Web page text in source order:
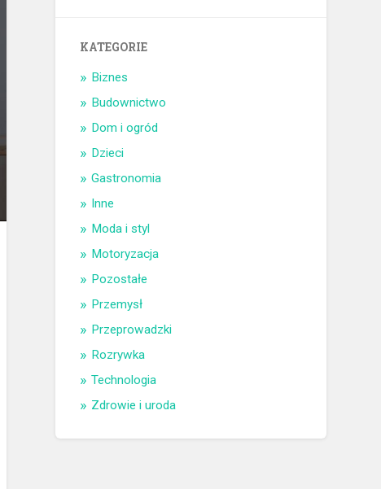
KATEGORIE
Biznes
Budownictwo
Dom i ogród
Dzieci
Gastronomia
Inne
Moda i styl
Motoryzacja
Pozostałe
Przemysł
Przeprowadzki
Rozrywka
Technologia
Zdrowie i uroda